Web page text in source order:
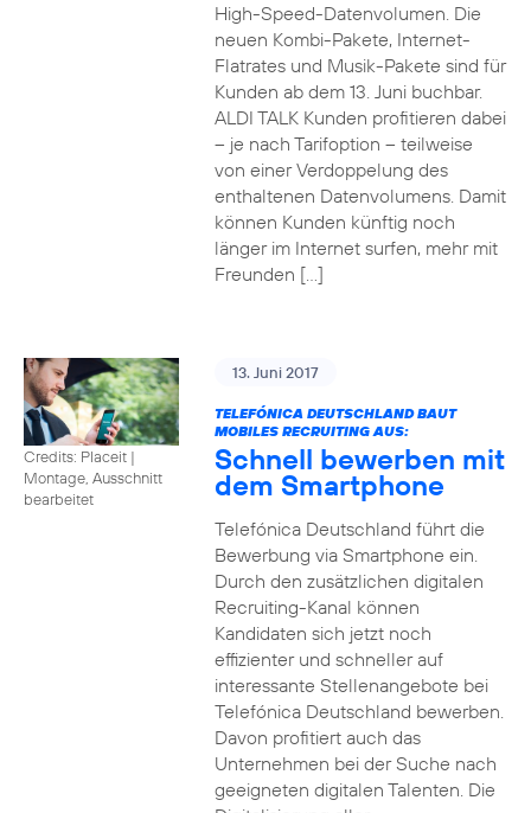
High-Speed-Datenvolumen. Die
neuen Kombi-Pakete, Internet-
Flatrates und Musik-Pakete sind für
Kunden ab dem 13. Juni buchbar.
ALDI TALK Kunden profitieren dabei
– je nach Tarifoption – teilweise
von einer Verdoppelung des
enthaltenen Datenvolumens. Damit
können Kunden künftig noch
länger im Internet surfen, mehr mit
Freunden […]
Credits: Placeit |
Montage, Ausschnitt
bearbeitet
13. Juni 2017
TELEFÓNICA DEUTSCHLAND BAUT
MOBILES RECRUITING AUS:
Schnell bewerben mit
dem Smartphone
Telefónica Deutschland führt die
Bewerbung via Smartphone ein.
Durch den zusätzlichen digitalen
Recruiting-Kanal können
Kandidaten sich jetzt noch
effizienter und schneller auf
interessante Stellenangebote bei
Telefónica Deutschland bewerben.
Davon profitiert auch das
Unternehmen bei der Suche nach
geeigneten digitalen Talenten. Die